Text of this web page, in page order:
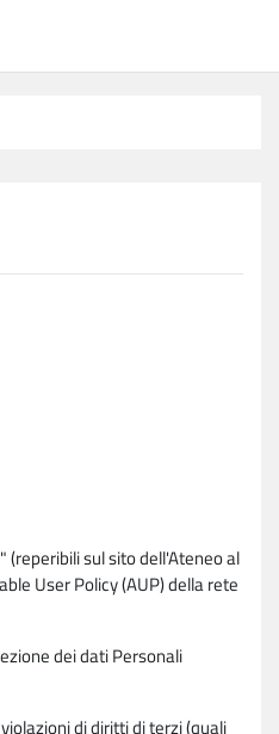
sul sito dell'Ateneo al
User Policy (AUP) della rete
dei dati Personali
di diritti di terzi (quali